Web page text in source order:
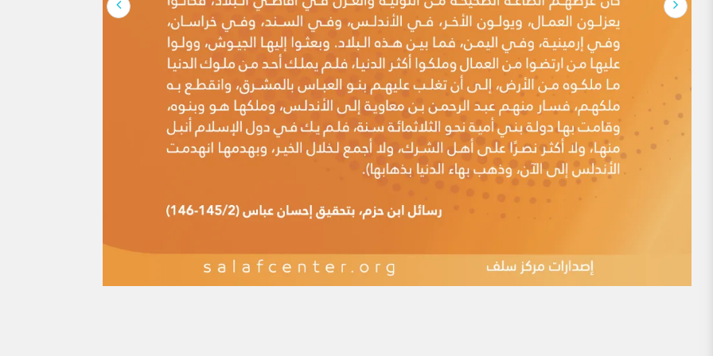
فيُكَنُّون عن ذلك بالطعن على فقهاء المسلمين […]
ممن يقال: أساء المسلمون لهم في التاريخ
أحد عشر ممن يقال: أساء المسلمون لهم في التاريخ. مما يتكرر كثيراً ذكرُ المستشرقين والعلمانيين ومن
شايعهم أساميَ عدد ممن عُذِّب أو اضطهد أو قتل في التاريخ الإسلامي بأسباب فكرية وينسبون هذا
النكال أو القتل إلى الدين ،مشنعين على من اضطهدهم أو قتلهم ؛واصفين كل أهل التدين بالغلظة
وعدم التسامح في أمورٍ يؤكد كما يزعمون […]